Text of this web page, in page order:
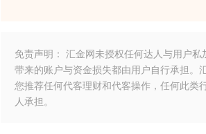
免责声明： 汇金网未授权任何达人与用户
带来的账户与资金损失都由用户自行承担。
您推荐任何代客理财和代客操作，任何此类
人承担。